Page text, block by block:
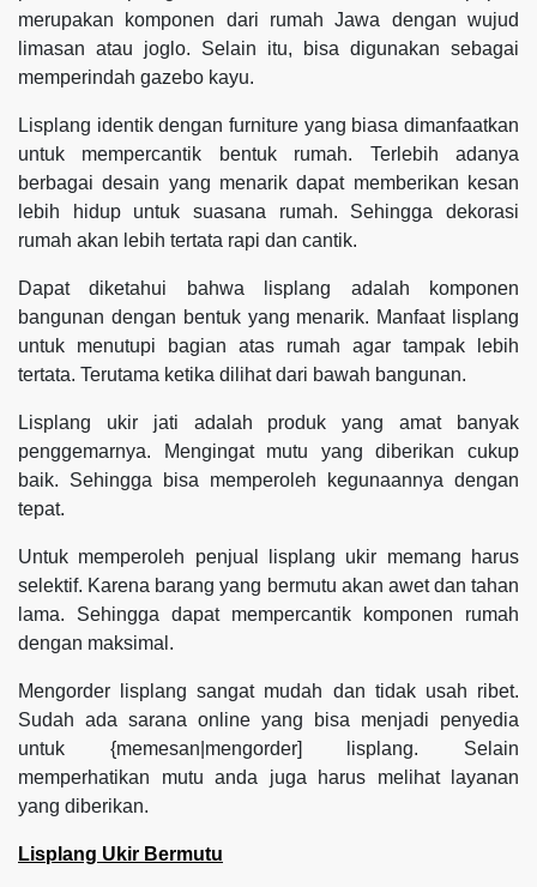
merupakan komponen dari rumah Jawa dengan wujud
limasan atau joglo. Selain itu, bisa digunakan sebagai
memperindah gazebo kayu.
Lisplang identik dengan furniture yang biasa dimanfaatkan
untuk mempercantik bentuk rumah. Terlebih adanya
berbagai desain yang menarik dapat memberikan kesan
lebih hidup untuk suasana rumah. Sehingga dekorasi
rumah akan lebih tertata rapi dan cantik.
Dapat diketahui bahwa lisplang adalah komponen
bangunan dengan bentuk yang menarik. Manfaat lisplang
untuk menutupi bagian atas rumah agar tampak lebih
tertata. Terutama ketika dilihat dari bawah bangunan.
Lisplang ukir jati adalah produk yang amat banyak
penggemarnya. Mengingat mutu yang diberikan cukup
baik. Sehingga bisa memperoleh kegunaannya dengan
tepat.
Untuk memperoleh penjual lisplang ukir memang harus
selektif. Karena barang yang bermutu akan awet dan tahan
lama. Sehingga dapat mempercantik komponen rumah
dengan maksimal.
Mengorder lisplang sangat mudah dan tidak usah ribet.
Sudah ada sarana online yang bisa menjadi penyedia
untuk {memesan|mengorder] lisplang. Selain
memperhatikan mutu anda juga harus melihat layanan
yang diberikan.
Lisplang Ukir Bermutu